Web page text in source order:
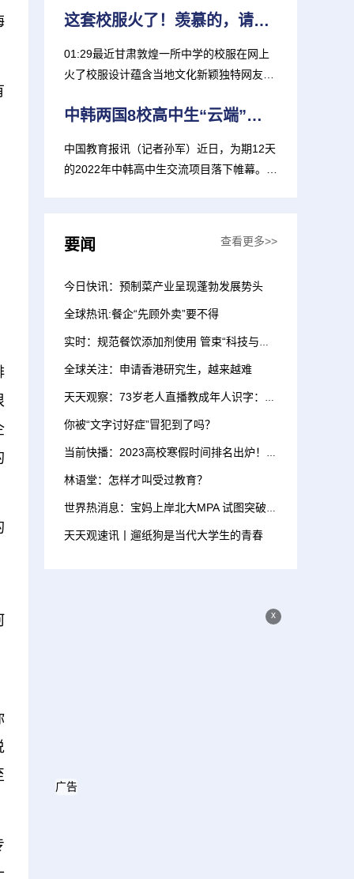
这套校服火了！羡慕的，请举手！
01:29最近甘肃敦煌一所中学的校服在网上
火了校服设计蕴含当地文化新颖独特网友纷
中韩两国8校高中生“云端”共上一堂课
中国教育报讯（记者孙军）近日，为期12天
的2022年中韩高中生交流项目落下帷幕。青
要闻 查看更多>>
今日快讯：预制菜产业呈现蓬勃发展势头
全球热讯:餐企“先顾外卖”要不得
实时：规范餐饮添加剂使用 管束“科技与狠活”
全球关注：申请香港研究生，越来越难
天天观察：73岁老人直播教成年人识字：他们不该被忽视
你被“文字讨好症”冒犯到了吗？
当前快播：2023高校寒假时间排名出炉！有人喜提57天寒假
林语堂：怎样才叫受过教育？
世界热消息：宝妈上岸北大MPA 试图突破一堵无形的墙
天天观速讯丨遛纸狗是当代大学生的青春
x
广告